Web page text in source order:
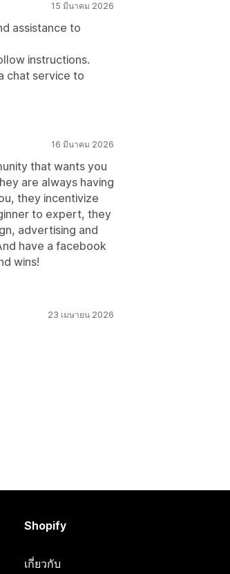
15 มีนาคม 2026
assistance to
instructions.
chat service to
16 มีนาคม 2026
that wants you
are always having
they incentivize
to expert, they
advertising and
have a facebook
wins!
23 เมษายน 2026
Shopify
เกี่ยวกับ